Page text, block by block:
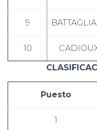
9
10
Puesto
1